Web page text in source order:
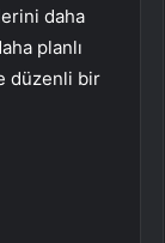
daha
planlı
düzenli bir